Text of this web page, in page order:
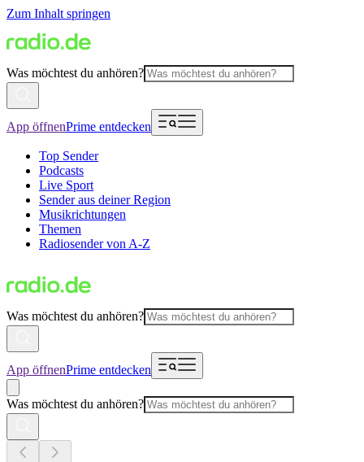
Zum Inhalt springen
Was möchtest du anhören?
App öffnenPrime entdecken
Top Sender
Podcasts
Live Sport
Sender aus deiner Region
Musikrichtungen
Themen
Radiosender von A-Z
Was möchtest du anhören?
App öffnenPrime entdecken
Was möchtest du anhören?